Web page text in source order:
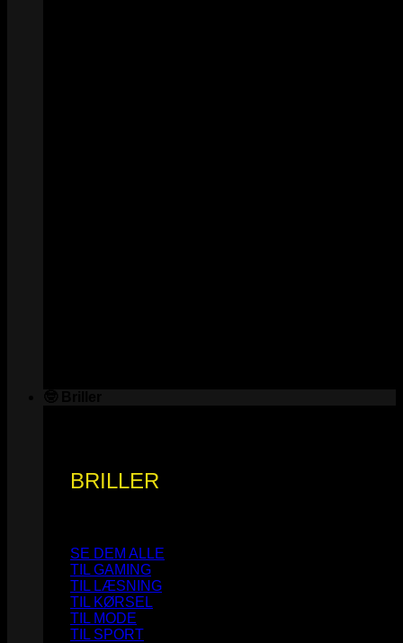
BRILLER
SE DEM ALLE
TIL GAMING
TIL LÆSNING
TIL KØRSEL
TIL MODE
TIL SPORT